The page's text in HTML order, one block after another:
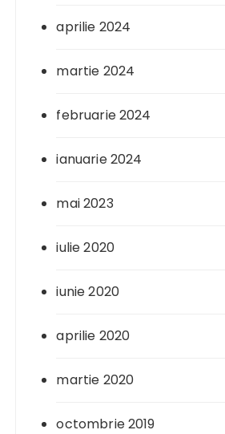
aprilie 2024
martie 2024
februarie 2024
ianuarie 2024
mai 2023
iulie 2020
iunie 2020
aprilie 2020
martie 2020
octombrie 2019